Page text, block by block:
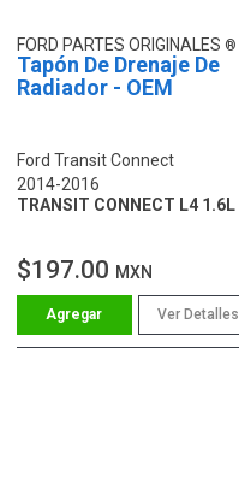
FORD PARTES ORIGINALES
Tapón De Drenaje De
Radiador - OEM
Ford Transit Connect
2014-2016
TRANSIT CONNECT L4 1.6L
$197.00 MXN
Ver Detalles